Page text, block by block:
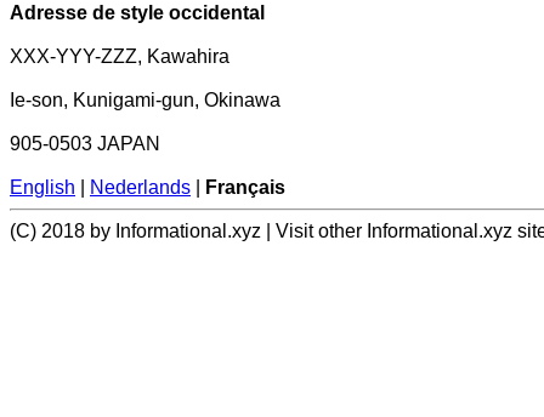
Adresse de style occidental
XXX-YYY-ZZZ, Kawahira
Ie-son, Kunigami-gun, Okinawa
905-0503 JAPAN
English Nederlands Français
(C) 2018 by Informational.xyz | Visit other Informational.xyz